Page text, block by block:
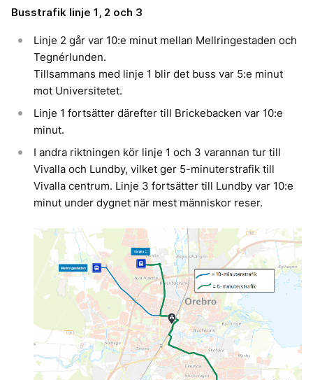
Busstrafik linje 1, 2 och 3
Linje 2 går var 10:e minut mellan Mellringestaden och
Tegnérlunden.
Tillsammans med linje 1 blir det buss var 5:e minut
mot Universitetet.
Linje 1 fortsätter därefter till Brickebacken var 10:e
minut.
I andra riktningen kör linje 1 och 3 varannan tur till
Vivalla och Lundby, vilket ger 5-minuterstrafik till
Vivalla centrum. Linje 3 fortsätter till Lundby var 10:e
minut under dygnet när mest människor reser.